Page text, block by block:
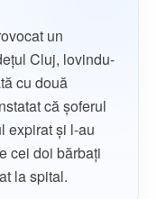
un
Cluj, lovindu-
cu două
că șoferul
expirat și l-au
cei doi bărbați
la spital.